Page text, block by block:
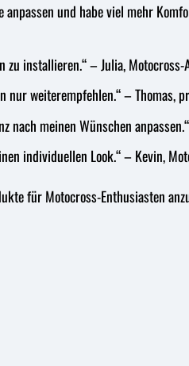
und habe viel mehr
installieren.“ – Julia,
weiterempfehlen.“ – Thomas,
meinen Wünschen
individuellen Look.“ – Kevin,
für Motocross-Enthusiasten